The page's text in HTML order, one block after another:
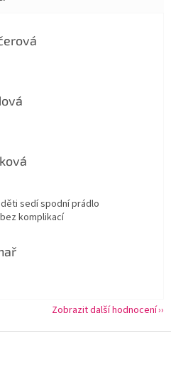
je 5 z 5 hvězdiček.
je 5 z 5 hvězdiček.
je 5 z 5 hvězdiček.
sedí spodní prádlo
komplikací
je 5 z 5 hvězdiček.
Zobrazit další hodnocení